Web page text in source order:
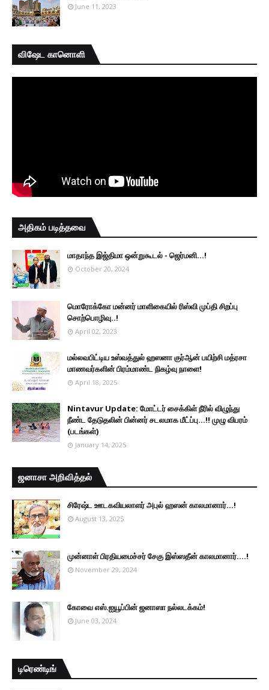
June 11, 2023
விஷேட கானொளி
அதிகம் படித்தவை
மாதாந்த இஜ்திமா ஒன்றுகூடல் - ஜெர்மனி…!
October 20, 2024
மொரோக்கோ மன்னர் மாளிகையில் ரிஸ்வி முப்தி சிறப்பு
சொற்பொழிவு..!
April 02, 2023
மல்லவபிட்டிய உஸ்வத்துல் ஹஸனா குர்ஆன் பயிற்சி மத்ரசா
மாணவர்களின் பிரம்மாண்ட நிகழ்வு நாளை!
April 18, 2025
Nintavur Update: மோட்டர் சைக்கிள் நீரில் விழுந்து
நீண்ட தேடுதலின் பின்னர் சடலமாக மீட்ப்பு…!! முழு விபரம்
(படங்கள்)
January 14, 2025
ஜனாசா அறிவித்தல்
சிரேஷ்ட ஊடகவியலாளர் அபுல் ஹஸன் காலமானார்...!
August 13, 2025
முன்னாள் பிரதியமைச்சர் சேகு இஸ்ஸதீன் காலமானார்….!
November 29, 2024
கோவை எஸ்.ஐயூப்பின் ஜனாஸா நல்லடக்கம்!
June 03, 2024
டிரெண்டிங்